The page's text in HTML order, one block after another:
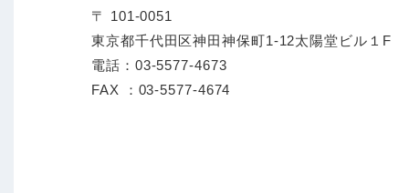
〒 101-0051
東京都千代田区神田神保町1-12太陽堂ビル１F
電話：03-5577-4673
FAX ：03-5577-4674